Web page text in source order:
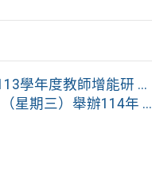
學年度教師增能研 ...
星期三）舉辦114年 ...